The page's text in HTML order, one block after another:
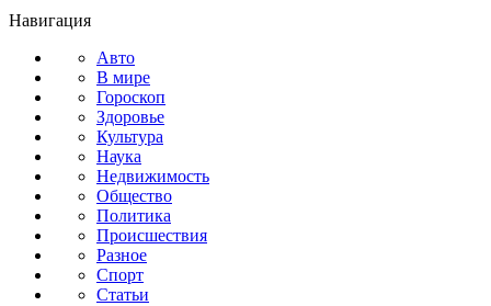
Навигация
Авто
В мире
Гороскоп
Здоровье
Культура
Наука
Недвижимость
Общество
Политика
Происшествия
Разное
Спорт
Статьи